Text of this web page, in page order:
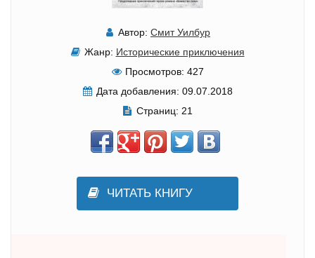
Автор: Смит Уилбур
Жанр: Исторические приключения
Просмотров: 427
Дата добавления: 09.07.2018
Страниц: 21
ЧИТАТЬ КНИГУ